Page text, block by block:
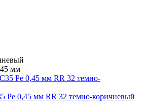
мм
Pe 0,45 мм RR 32 темно-коричневый